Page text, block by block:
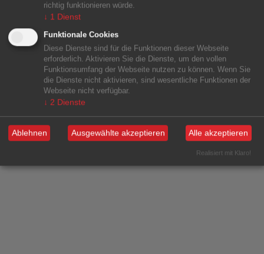
richtig funktionieren würde.
↓ 1 Dienst
Funktionale Cookies
Diese Dienste sind für die Funktionen dieser Webseite
erforderlich. Aktivieren Sie die Dienste, um den vollen
Funktionsumfang der Webseite nutzen zu können. Wenn Sie
die Dienste nicht aktivieren, sind wesentliche Funktionen der
Webseite nicht verfügbar.
↓ 2 Dienste
Ablehnen Ausgewählte akzeptieren Alle akzeptieren
Realisiert mit Klaro!